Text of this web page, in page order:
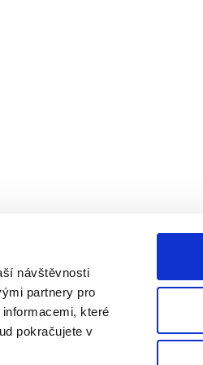
návštěvnosti
partnery pro
které
pokračujete v